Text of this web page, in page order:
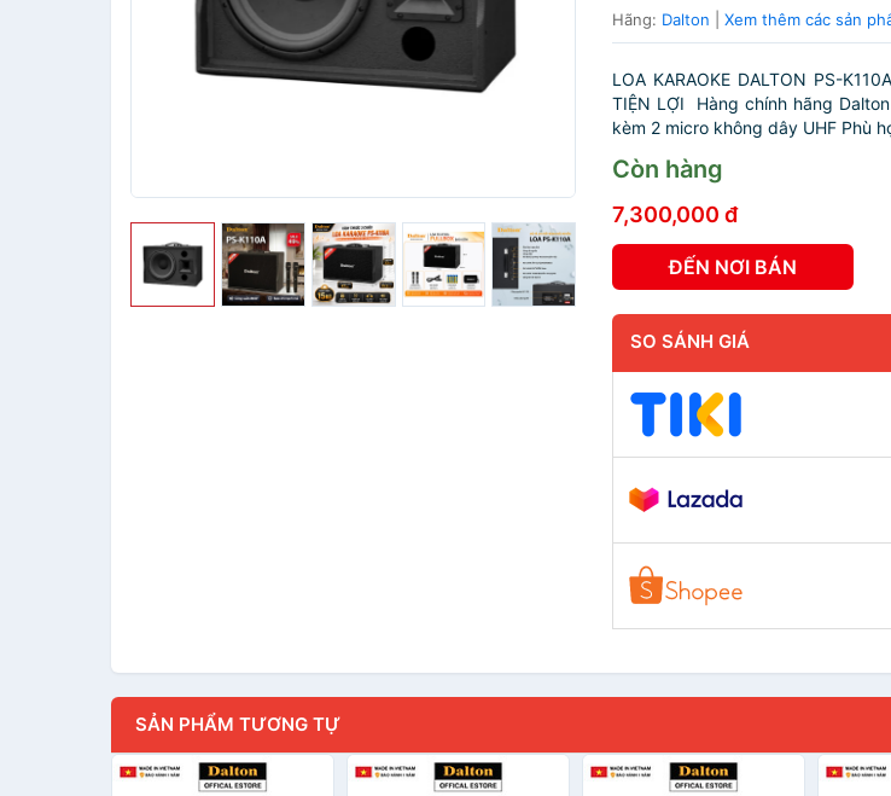
Hãng: Dalton |Xem thêm các sản
LOA KARAOKE DALTON PS-
TIỆN LỢI Hàng chính hãng
kèm 2 micro không dây UHF Phù
Còn hàng
7,300,000 đ
ĐẾN NƠI BÁN
SO SÁNH GIÁ
SẢN PHẨM TƯƠNG TỰ